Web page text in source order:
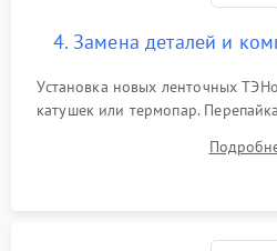
4. Замена деталей и
Установка новых ленточных
катушек или термопар.
дорожек. Очистка контактов